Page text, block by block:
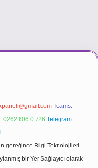
Teams:
0262 606 0 726 Telegram:
gereğince Bilgi Teknolojileri
bir Yer Sağlayıcı olarak